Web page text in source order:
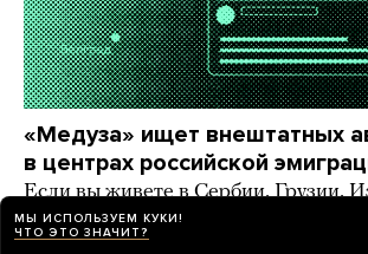
«Медуза» ищет внештатных
в центрах российской
Если вы живете в Сербии, Грузии,
и других странах, где большое
комьюнити, — напишите нам!
МЫ ИСПОЛЬЗУЕМ КУКИ!
ЧТО ЭТО ЗНАЧИТ?